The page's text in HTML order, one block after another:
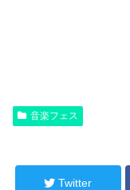
音楽フェス
Twitter